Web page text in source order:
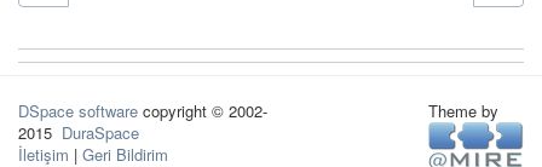
DSpace software copyright © 2002-
2015 DuraSpace
İletişim | Geri Bildirim
Theme by